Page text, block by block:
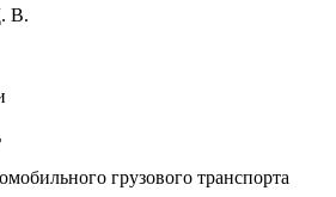
В.
грузового транспорта